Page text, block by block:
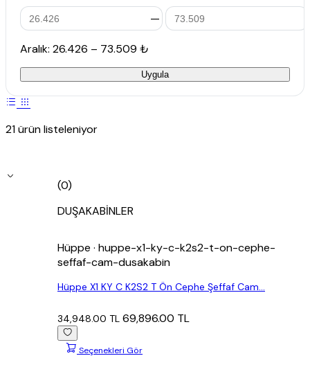
—
Aralık: 26.426 – 73.509 ₺
Uygula
21 ürün listeleniyor
(0)
DUŞAKABİNLER
Hüppe · huppe-x1-ky-c-k2s2-t-on-cephe-
seffaf-cam-dusakabin
Hüppe X1 KY C K2S2 T Ön Cephe Şeffaf Cam...
34,948.00 TL 69,896.00 TL
Seçenekleri Gör